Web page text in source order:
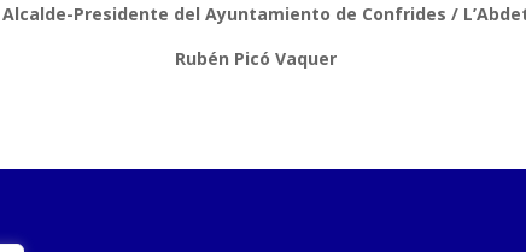
Alcalde-Presidente del Ayuntamiento de Confrides /
Rubén Picó Vaquer